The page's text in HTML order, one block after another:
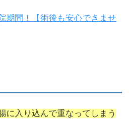
期間！【術後も安心できませ
に入り込んで重なってしまう